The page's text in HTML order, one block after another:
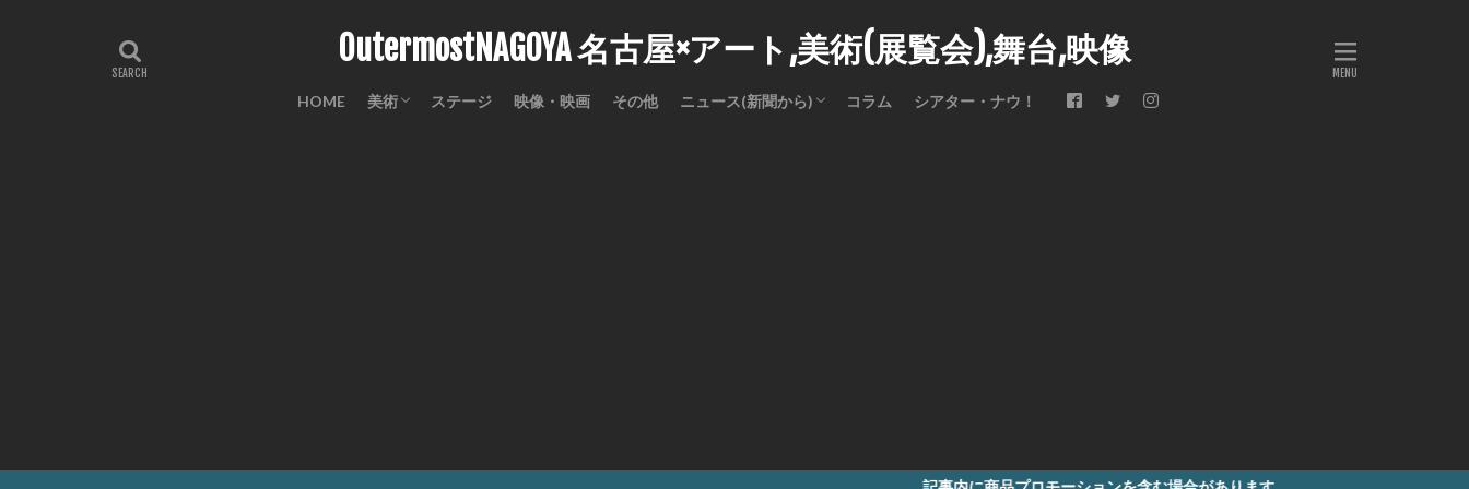
OutermostNAGOYA 名古屋×アート,美術(展覧会),舞台,映像
HOME 美術 ステージ 映像・映画 その他 ニュース(新聞から) コラム シアター・ナウ！